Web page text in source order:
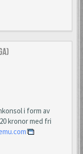
i form av
kronor med fri